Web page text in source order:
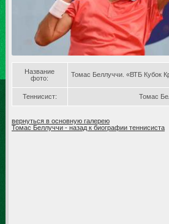
Название
фото:
Томас Беллуччи. «ВТБ Кубок
Теннисист: Томас
вернуться в основную галерею
Томас Беллуччи - назад к биографии теннисиста